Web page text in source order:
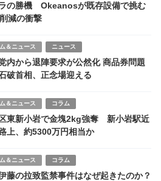
の勝機 Okeanosが既存設備で挑む
減の衝撃
＆ニュース ニュース
内から退陣要求が公然化 商品券問題
破首相、正念場迎える
＆ニュース コラム
東新小岩で金塊2kg強奪 新小岩駅近
上、約5300万円相当か
＆ニュース コラム
藤の拉致監禁事件はなぜ起きたのか？